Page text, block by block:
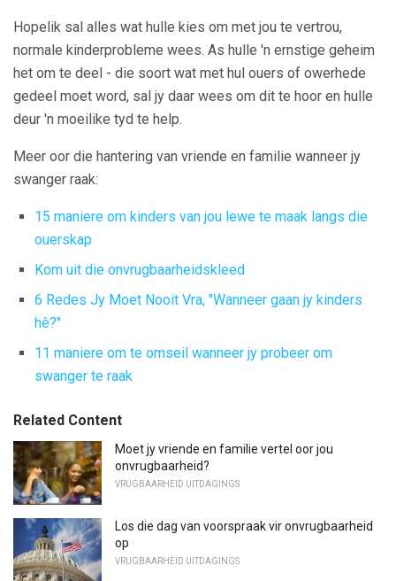
Hopelik sal alles wat hulle kies om met jou te vertrou,
normale kinderprobleme wees. As hulle 'n ernstige geheim
het om te deel - die soort wat met hul ouers of owerhede
gedeel moet word, sal jy daar wees om dit te hoor en hulle
deur 'n moeilike tyd te help.
Meer oor die hantering van vriende en familie wanneer jy
swanger raak:
15 maniere om kinders van jou lewe te maak langs die
ouerskap
Kom uit die onvrugbaarheidskleed
6 Redes Jy Moet Nooit Vra, "Wanneer gaan jy kinders
hê?"
11 maniere om te omseil wanneer jy probeer om
swanger te raak
Related Content
Moet jy vriende en familie vertel oor jou
onvrugbaarheid?
VRUGBAARHEID UITDAGINGS
Los die dag van voorspraak vir onvrugbaarheid
op
VRUGBAARHEID UITDAGINGS